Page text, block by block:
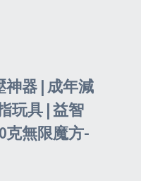
神器 | 成年減
玩具 | 益智
克無限魔方-